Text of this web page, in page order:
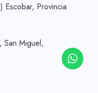
Provincia
San Miguel,